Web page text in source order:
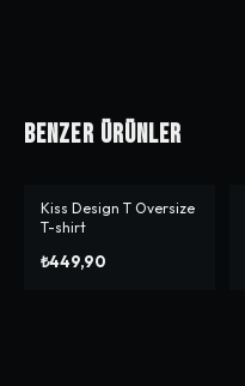
Benzer Ürünler
Kiss Design T Oversize
T-shirt
₺449,90